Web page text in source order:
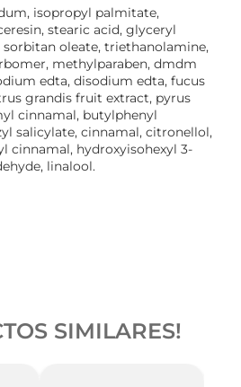
isopropyl palmitate,
stearic acid, glyceryl
sorbitan oleate, triethanolamine,
methylparaben, dmdm
edta, disodium edta, fucus
grandis fruit extract, pyrus
cinnamal, butylphenyl
salicylate, cinnamal, citronellol,
cinnamal, hydroxyisohexyl 3-
linalool.
SIMILARES!